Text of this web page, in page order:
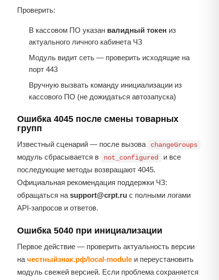
Проверить:
В кассовом ПО указан валидный токен из
актуального личного кабинета ЧЗ
Модуль видит сеть — проверить исходящие на
порт 443
Вручную вызвать команду инициализации из
кассового ПО (не дожидаться автозапуска)
Ошибка 4045 после смены товарных
групп
Известный сценарий — после вызова changeGroups
модуль сбрасывается в not_configured
и все
последующие методы возвращают 4045.
Официальная рекомендация поддержки ЧЗ:
обращаться наsupport@crpt.ru с полными логами
API-запросов и ответов.
Ошибка 5040 при инициализации
Первое действие — проверить актуальность версии
начестныйзнак.рф/local-module и переустановить
модуль свежей версией. Если проблема сохраняется